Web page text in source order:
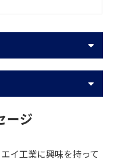
ージ
イ工業に興味を持って